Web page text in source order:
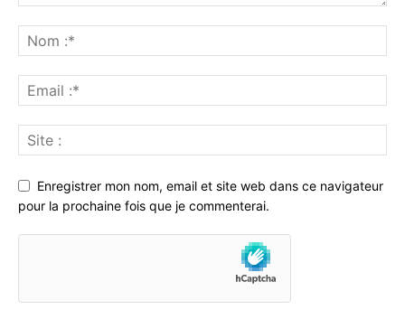
Enregistrer mon nom, email et site web dans ce navigateur
pour la prochaine fois que je commenterai.